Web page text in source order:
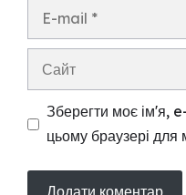
Сайт
Зберегти моє ім'я,
цьому браузері для